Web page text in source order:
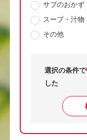
サブのおかず
スープ・汁物
その他
選択の条件で
した